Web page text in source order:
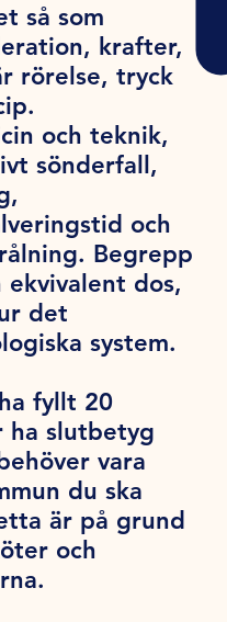
så som
krafter,
rörelse, tryck
och teknik,
sönderfall,
och
Begrepp
ekvivalent dos,
det
system.
fyllt 20
slutbetyg
vara
du ska
är på grund
och